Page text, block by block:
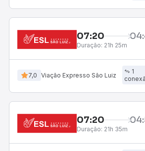
07:20
Duração: 21h 25m
7,0 Viação Expresso São Luiz
1
07:20
Duração: 21h 35m